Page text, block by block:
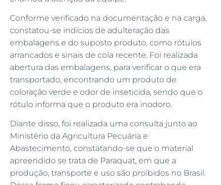
Conforme verificado na documentação e na carga,
constatou-se indícios de adulteração das
embalagens e do suposto produto, como rótulos
arrancados e sinais de cola recente. Foi realizada
abertura das embalagens, para verificar o que era
transportado, encontrando um produto de
coloração verde e odor de inseticida, sendo que o
rótulo informa que o produto era inodoro.
Diante disso, foi realizada uma consulta junto ao
Ministério da Agricultura Pecuária e
Abastecimento, constatando-se que o material
apreendido se trata de Paraquat, em que a
produção, transporte e uso são proibidos no Brasil.